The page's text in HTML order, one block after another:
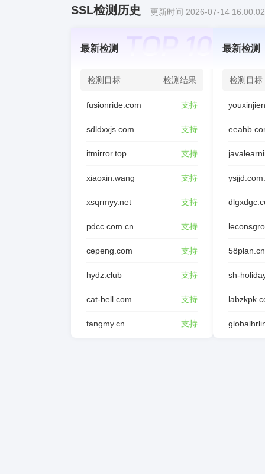
SSL检测历史 更新时间 2026-07-14 16:00:02
最新检测
检测目标 检测结果
fusionride.com 支持
sdldxxjs.com 支持
itmirror.top 支持
xiaoxin.wang 支持
xsqrmyy.net 支持
pdcc.com.cn 支持
cepeng.com 支持
hydz.club 支持
cat-bell.com 支持
tangmy.cn 支持
最新检测
检测目标
58plan.cn
sh-